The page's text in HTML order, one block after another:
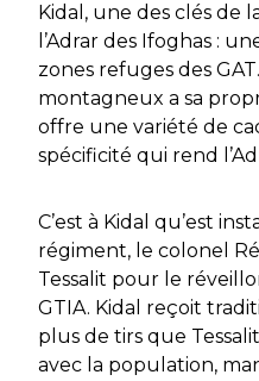
Kidal, une des clés de
l’Adrar des Ifoghas :
zones refuges des
montagneux a sa
offre une variété de
spécificité qui rend
C’est à Kidal qu’est
régiment, le colonel
Tessalit pour le
GTIA. Kidal reçoit
plus de tirs que
avec la population,